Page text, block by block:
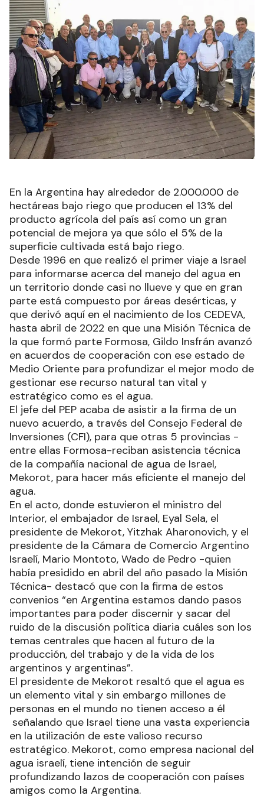
En la Argentina hay alrededor de 2.000.000 de
hectáreas bajo riego que producen el 13% del
producto agrícola del país así como un gran
potencial de mejora ya que sólo el 5% de la
superficie cultivada está bajo riego.
Desde 1996 en que realizó el primer viaje a Israel
para informarse acerca del manejo del agua en
un territorio donde casi no llueve y que en gran
parte está compuesto por áreas desérticas, y
que derivó aquí en el nacimiento de los CEDEVA,
hasta abril de 2022 en que una Misión Técnica de
la que formó parte Formosa, Gildo Insfrán avanzó
en acuerdos de cooperación con ese estado de
Medio Oriente para profundizar el mejor modo de
gestionar ese recurso natural tan vital y
estratégico como es el agua.
El jefe del PEP acaba de asistir a la firma de un
nuevo acuerdo, a través del Consejo Federal de
Inversiones (CFI), para que otras 5 provincias -
entre ellas Formosa-reciban asistencia técnica
de la compañía nacional de agua de Israel,
Mekorot, para hacer más eficiente el manejo del
agua.
En el acto, donde estuvieron el ministro del
Interior, el embajador de Israel, Eyal Sela, el
presidente de Mekorot, Yitzhak Aharonovich, y el
presidente de la Cámara de Comercio Argentino
Israelí, Mario Montoto, Wado de Pedro -quien
había presidido en abril del año pasado la Misión
Técnica- destacó que con la firma de estos
convenios “en Argentina estamos dando pasos
importantes para poder discernir y sacar del
ruido de la discusión política diaria cuáles son los
temas centrales que hacen al futuro de la
producción, del trabajo y de la vida de los
argentinos y argentinas”.
El presidente de Mekorot resaltó que el agua es
un elemento vital y sin embargo millones de
personas en el mundo no tienen acceso a él
señalando que Israel tiene una vasta experiencia
en la utilización de este valioso recurso
estratégico. Mekorot, como empresa nacional del
agua israelí, tiene intención de seguir
profundizando lazos de cooperación con países
amigos como la Argentina.